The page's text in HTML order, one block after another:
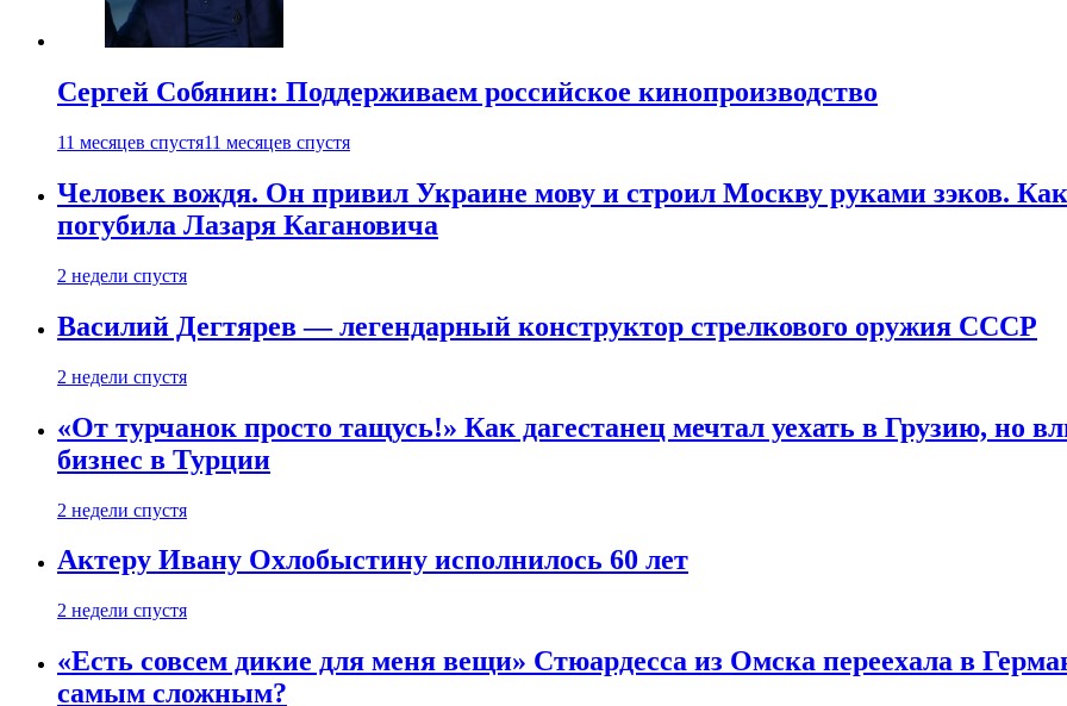
Сергей Собянин: Поддерживаем российское кинопроизводство
11 месяцев спустя11 месяцев спустя
Человек вождя. Он привил Украине мову и строил Москву руками зэков.
погубила Лазаря Кагановича
2 недели спустя
Василий Дегтярев — легендарный конструктор стрелкового оружия СССР
2 недели спустя
«От турчанок просто тащусь!» Как дагестанец мечтал уехать в Грузию, но
бизнес в Турции
2 недели спустя
Актеру Ивану Охлобыстину исполнилось 60 лет
2 недели спустя
«Есть совсем дикие для меня вещи» Стюардесса из Омска переехала в
самым сложным?